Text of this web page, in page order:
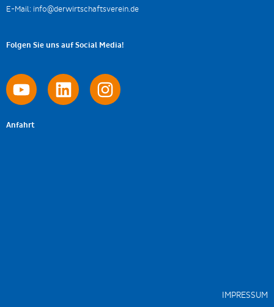
E-Mail: info@derwirtschaftsverein.de
Folgen Sie uns auf Social Media!
Anfahrt
IMPRESSUM